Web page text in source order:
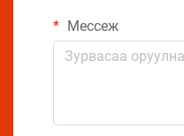
Мессеж